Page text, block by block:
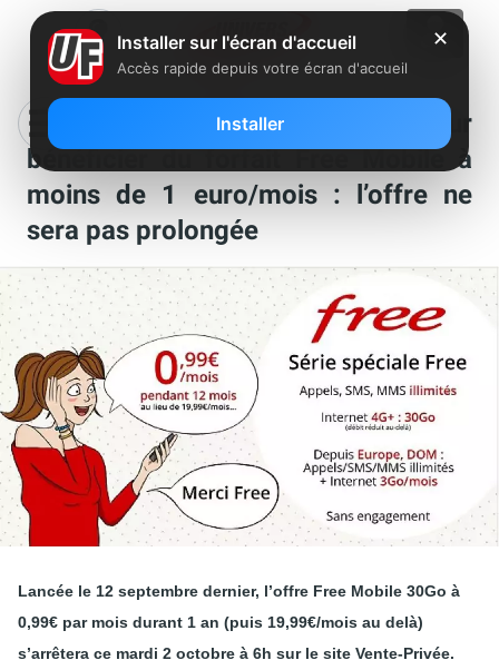
Plus que quelques heures pour
bénéficier du forfait Free Mobile à
moins de 1 euro/mois : l’offre ne
sera pas prolongée
Lancée le 12 septembre dernier, l’offre Free Mobile 30Go à
0,99€ par mois durant 1 an (puis 19,99€/mois au delà)
s’arrêtera ce mardi 2 octobre à 6h sur le site Vente-Privée.
✕
Installer sur l'écran d'accueil
Accès rapide depuis votre écran d'accueil
Installer